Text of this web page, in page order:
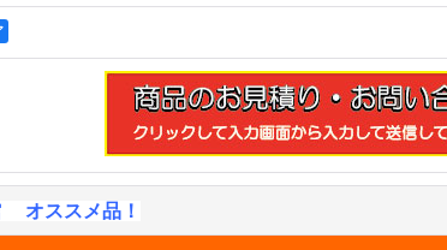
オススメ品！